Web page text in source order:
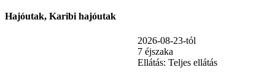
Hajóutak, Karibi hajóutak
2026-08-23-tól
7 éjszaka
Ellátás: Teljes ellátás